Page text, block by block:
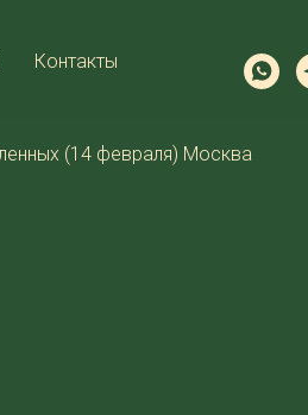
Контакты
(14 февраля) Москва